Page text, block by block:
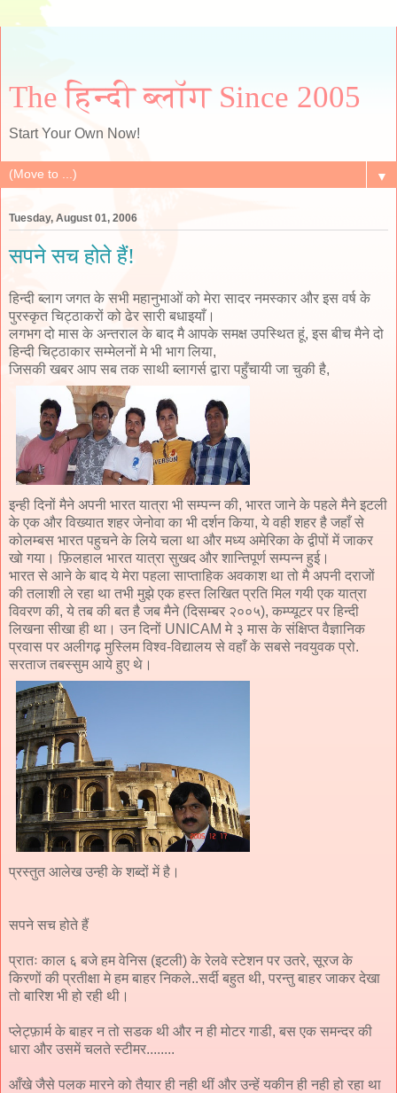
The हिन्दी ब्लॉग Since 2005
Start Your Own Now!
▼
Tuesday, August 01, 2006
सपने सच होते हैं!
हिन्दी ब्लाग जगत के सभी महानुभाओं को मेरा सादर नमस्कार और इस वर्ष के
पुरस्कृत चिट्ठाकरों को ढेर सारी बधाइयाँ।
लगभग दो मास के अन्तराल के बाद मै आपके समक्ष उपस्थित हूं, इस बीच मैने दो
हिन्दी चिट्ठाकार सम्मेलनों मे भी भाग लिया,
जिसकी खबर आप सब तक साथी ब्लागर्स द्वारा पहुँचायी जा चुकी है,
इन्ही दिनों मैने अपनी भारत यात्रा भी सम्पन्न की, भारत जाने के पहले मैने इटली
के एक और विख्यात शहर जेनोवा का भी दर्शन किया, ये वही शहर है जहाँ से
कोलम्बस भारत पहुचने के लिये चला था और मध्य अमेरिका के द्वीपों में जाकर
खो गया। फ़िलहाल भारत यात्रा सुखद और शान्तिपूर्ण सम्पन्न हुई।
भारत से आने के बाद ये मेरा पहला साप्ताहिक अवकाश था तो मै अपनी दराजों
की तलाशी ले रहा था तभी मुझे एक हस्त लिखित प्रति मिल गयी एक यात्रा
विवरण की, ये तब की बत है जब मैने (दिसम्बर २००५), कम्प्यूटर पर हिन्दी
लिखना सीखा ही था। उन दिनों UNICAM मे ३ मास के संक्षिप्त वैज्ञानिक
प्रवास पर अलीगढ़ मुस्लिम विश्व-विद्यालय से वहाँ के सबसे नवयुवक प्रो.
सरताज तबस्सुम आये हुए थे।
प्रस्तुत आलेख उन्ही के शब्दों में है।
सपने सच होते हैं
प्रातः काल ६ बजे हम वेनिस (इटली) के रेलवे स्टेशन पर उतरे, सूरज के
किरणों की प्रतीक्षा मे हम बाहर निकले..सर्दी बहुत थी, परन्तु बाहर जाकर देखा
तो बारिश भी हो रही थी।
प्लेट्फ़ार्म के बाहर न तो सडक थी और न ही मोटर गाडी, बस एक समन्दर की
धारा और उसमें चलते स्टीमर........
आँखे जैसे पलक मारने को तैयार ही नही थीं और उन्हें यकीन ही नही हो रहा था